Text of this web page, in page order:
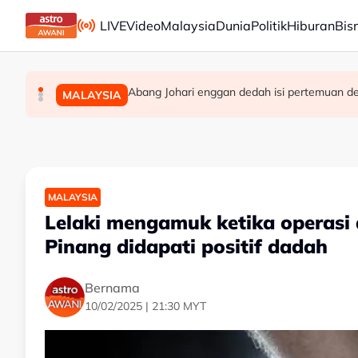
Skip to main content
LIVEVideoMalaysiaDuniaPolitikHiburan
MALAYSIA Kerajaan Negeri Selangor jumpa pekerja
MALAYSIA Abang Johari enggan dedah isi pertemuan
MALAYSIA Jerebu: Enam kawasan di Sarawak catat
MALAYSIA
Lelaki mengamuk ketika
Pinang didapati positif dadah
Bernama
10/02/2025 | 21:30 MYT